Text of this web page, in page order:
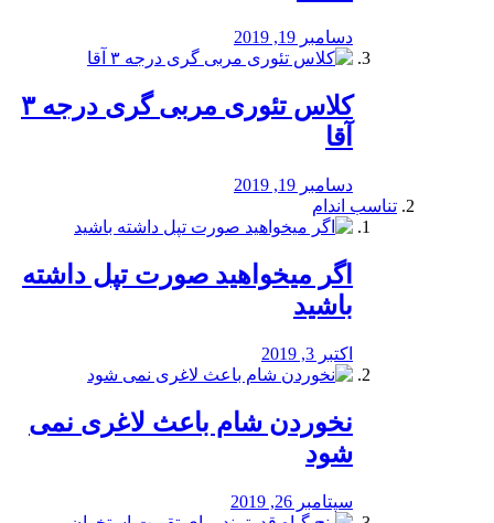
دسامبر 19, 2019
کلاس تئوری مربی گری درجه ۳
آقا
دسامبر 19, 2019
تناسب اندام
اگر میخواهید صورت تپل داشته
باشید
اکتبر 3, 2019
نخوردن شام باعث لاغری نمی
‌شود
سپتامبر 26, 2019